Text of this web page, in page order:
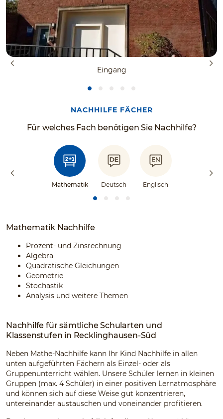
Eingang
NACHHILFE FÄCHER
Für welches Fach benötigen Sie Nachhilfe?
Mathematik Deutsch Englisch
Mathematik Nachhilfe
Prozent- und Zinsrechnung
Algebra
Quadratische Gleichungen
Geometrie
Stochastik
Analysis und weitere Themen
Nachhilfe für sämtliche Schularten und
Klassenstufen in Recklinghausen-Süd
Neben Mathe-Nachhilfe kann Ihr Kind Nachhilfe in allen
unten aufgeführten Fächern als Einzel- oder als
Gruppenunterricht wählen. Unsere Schüler lernen in kleinen
Gruppen (max. 4 Schüler) in einer positiven Lernatmosphäre
und können sich auf diese Weise gut konzentrieren,
untereinander austauschen und voneinander profitieren.